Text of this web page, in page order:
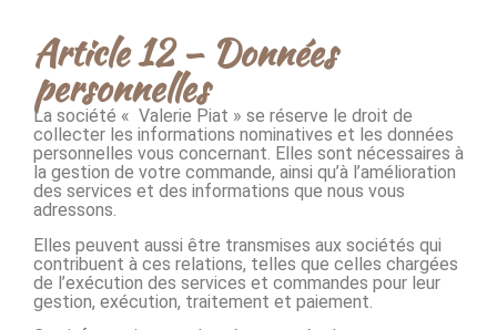
Article 12 – Données
personnelles
La société « Valerie Piat » se réserve le droit de
collecter les informations nominatives et les données
personnelles vous concernant. Elles sont nécessaires à
la gestion de votre commande, ainsi qu’à l’amélioration
des services et des informations que nous vous
adressons.
Elles peuvent aussi être transmises aux sociétés qui
contribuent à ces relations, telles que celles chargées
de l’exécution des services et commandes pour leur
gestion, exécution, traitement et paiement.